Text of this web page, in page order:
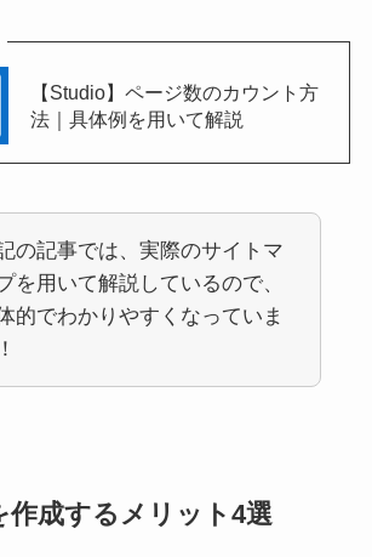
【Studio】ページ数のカウント方
法｜具体例を用いて解説
の記事では、実際のサイトマ
を用いて解説しているので、
的でわかりやすくなっていま
成するメリット4選